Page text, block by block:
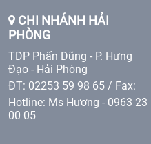
CHI NHÁNH HẢI
PHÒNG
TDP Phấn Dũng - P. Hưng
Đạo - Hải Phòng
ĐT: 02253 59 98 65 / Fax:
Hotline: Ms Hương - 0963 23
00 05